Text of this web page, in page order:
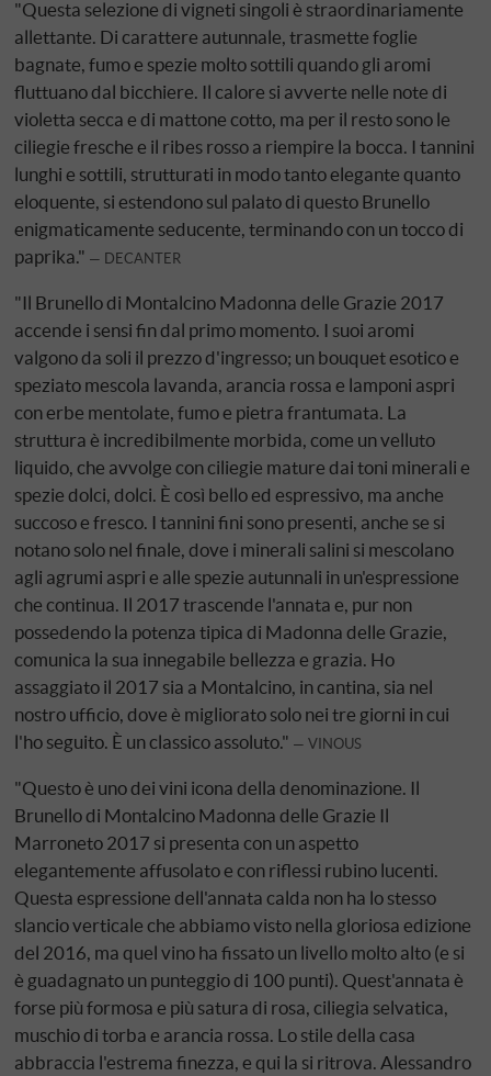
"Questa selezione di vigneti singoli è straordinariamente
allettante. Di carattere autunnale, trasmette foglie
bagnate, fumo e spezie molto sottili quando gli aromi
fluttuano dal bicchiere. Il calore si avverte nelle note di
violetta secca e di mattone cotto, ma per il resto sono le
ciliegie fresche e il ribes rosso a riempire la bocca. I tannini
lunghi e sottili, strutturati in modo tanto elegante quanto
eloquente, si estendono sul palato di questo Brunello
enigmaticamente seducente, terminando con un tocco di
paprika."
DECANTER
"Il Brunello di Montalcino Madonna delle Grazie 2017
accende i sensi fin dal primo momento. I suoi aromi
valgono da soli il prezzo d'ingresso; un bouquet esotico e
speziato mescola lavanda, arancia rossa e lamponi aspri
con erbe mentolate, fumo e pietra frantumata. La
struttura è incredibilmente morbida, come un velluto
liquido, che avvolge con ciliegie mature dai toni minerali e
spezie dolci, dolci. È così bello ed espressivo, ma anche
succoso e fresco. I tannini fini sono presenti, anche se si
notano solo nel finale, dove i minerali salini si mescolano
agli agrumi aspri e alle spezie autunnali in un'espressione
che continua. Il 2017 trascende l'annata e, pur non
possedendo la potenza tipica di Madonna delle Grazie,
comunica la sua innegabile bellezza e grazia. Ho
assaggiato il 2017 sia a Montalcino, in cantina, sia nel
nostro ufficio, dove è migliorato solo nei tre giorni in cui
l'ho seguito. È un classico assoluto."
VINOUS
"Questo è uno dei vini icona della denominazione. Il
Brunello di Montalcino Madonna delle Grazie Il
Marroneto 2017 si presenta con un aspetto
elegantemente affusolato e con riflessi rubino lucenti.
Questa espressione dell'annata calda non ha lo stesso
slancio verticale che abbiamo visto nella gloriosa edizione
del 2016, ma quel vino ha fissato un livello molto alto (e si
è guadagnato un punteggio di 100 punti). Quest'annata è
forse più formosa e più satura di rosa, ciliegia selvatica,
muschio di torba e arancia rossa. Lo stile della casa
abbraccia l'estrema finezza, e qui la si ritrova. Alessandro